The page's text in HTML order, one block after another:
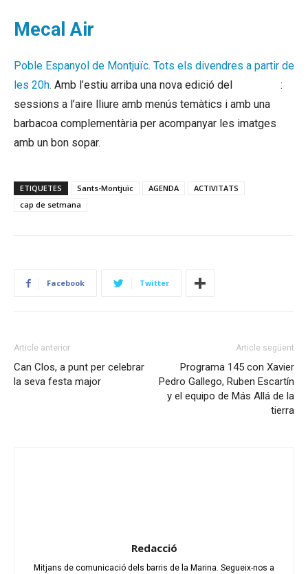
Mecal Air
Poble Espanyol de Montjuïc. Tots els divendres a partir de
les 20h. Amb l’estiu arriba una nova edició del
:
sessions a l’aire lliure amb menús temàtics i amb una
barbacoa complementària per acompanyar les imatges
amb un bon sopar.
ETIQUETES Sants-Montjuïc AGENDA
ACTIVITATS
cap de setmana
Facebook Twitter
Article anterior
Can Clos, a punt per celebrar
la seva festa major
Article següent
Programa 145 con Xavier
Pedro Gallego, Ruben Escartín
y el equipo de Más Allá de la
tierra
Redacció
Mitjans de comunicació dels barris de la Marina. Segueix-nos a